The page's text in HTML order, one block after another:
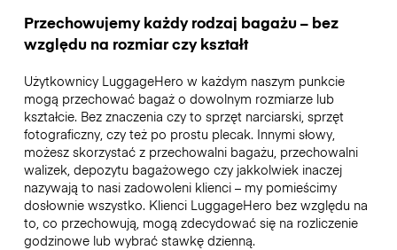
Przechowujemy każdy rodzaj bagażu – bez
względu na rozmiar czy kształt
Użytkownicy LuggageHero w każdym naszym punkcie
mogą przechować bagaż o dowolnym rozmiarze lub
kształcie. Bez znaczenia czy to sprzęt narciarski, sprzęt
fotograficzny, czy też po prostu plecak. Innymi słowy,
możesz skorzystać z przechowalni bagażu, przechowalni
walizek, depozytu bagażowego czy jakkolwiek inaczej
nazywają to nasi zadowoleni klienci – my pomieścimy
dosłownie wszystko. Klienci LuggageHero bez względu na
to, co przechowują, mogą zdecydować się na rozliczenie
godzinowe lub wybrać stawkę dzienną.